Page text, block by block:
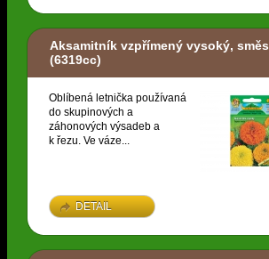
Aksamitník vzpřímený vysoký, směs
(6319cc)
Oblíbená letnička používaná
do skupinových a
záhonových výsadeb a
k řezu. Ve váze...
DETAIL